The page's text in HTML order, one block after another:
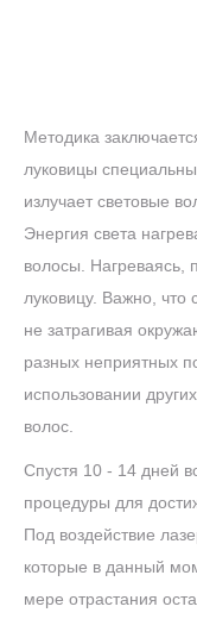
АКЦИЯ! ЛАЗЕРНАЯ
ЭПИЛЯЦИЯ "ВСЕ
Методика
луковицы
излучает световые
Энергия света
волосы. Нагреваясь,
луковицу. Важно, что
не затрагивая
разных неприятных
использовании
волос.
Спустя 10 - 14 дней
процедуры для
Под воздействие
которые в данный
мере отрастания